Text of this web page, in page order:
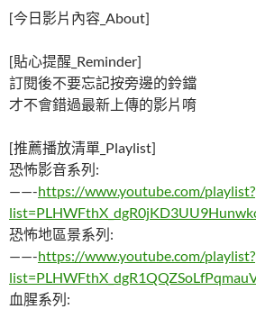
[今日影片內容_About]
[貼心提醒_Reminder]
訂閱後不要忘記按旁邊的鈴鐺
才不會錯過最新上傳的影片唷
[推薦播放清單_Playlist]
恐怖影音系列:
——-https://www.youtube.com/playlist?
恐怖地區景系列:
——-https://www.youtube.com/playlist?
血腥系列: